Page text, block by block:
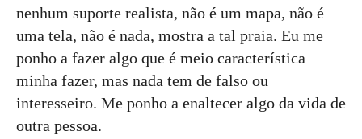
nenhum suporte realista, não é um mapa, não é
uma tela, não é nada, mostra a tal praia. Eu me
ponho a fazer algo que é meio característica
minha fazer, mas nada tem de falso ou
interesseiro. Me ponho a enaltecer algo da vida de
outra pessoa.